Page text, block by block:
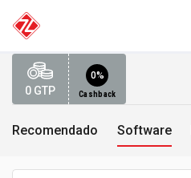
Recomendado Software
0 GTP
0%
Cashback